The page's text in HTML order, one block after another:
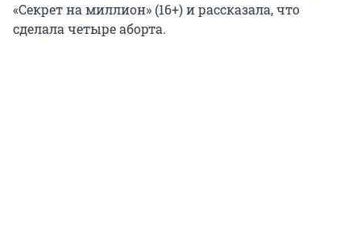
«Секрет на миллион» (16+) и рассказала, что
сделала четыре аборта.